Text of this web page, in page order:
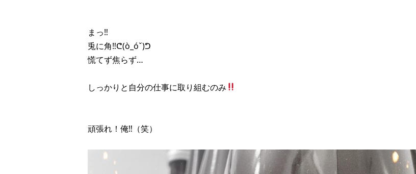
まっ‼︎
兎に角‼︎ᕦ(ò_óˇ)ᕤ
慌てず焦らず…
しっかりと自分の仕事に取り組むのみ
頑張れ！俺‼︎（笑）